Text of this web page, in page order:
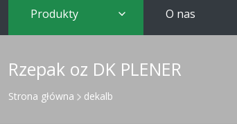
Produkty O nas
Rzepak oz DK PLENER
Strona główna dekalb